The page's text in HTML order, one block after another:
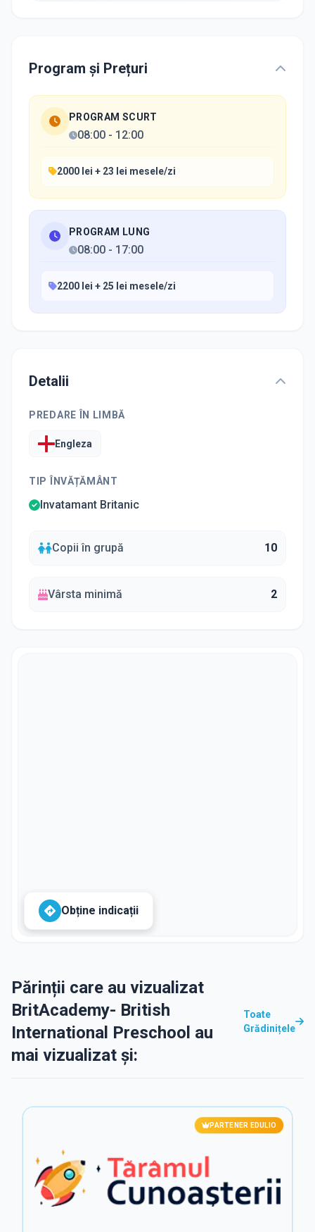
Program și Prețuri
PROGRAM SCURT
08:00 - 12:00
2000 lei + 23 lei mesele/zi
PROGRAM LUNG
08:00 - 17:00
2200 lei + 25 lei mesele/zi
Detalii
PREDARE ÎN LIMBĂ
Engleza
TIP ÎNVĂȚĂMÂNT
Invatamant Britanic
Copii în grupă 10
Vârsta minimă 2
Obține indicații
Părinții care au vizualizat
BritAcademy- British
International Preschool au
mai vizualizat și:
Toate
Grădinițele
PARTENER EDULIO